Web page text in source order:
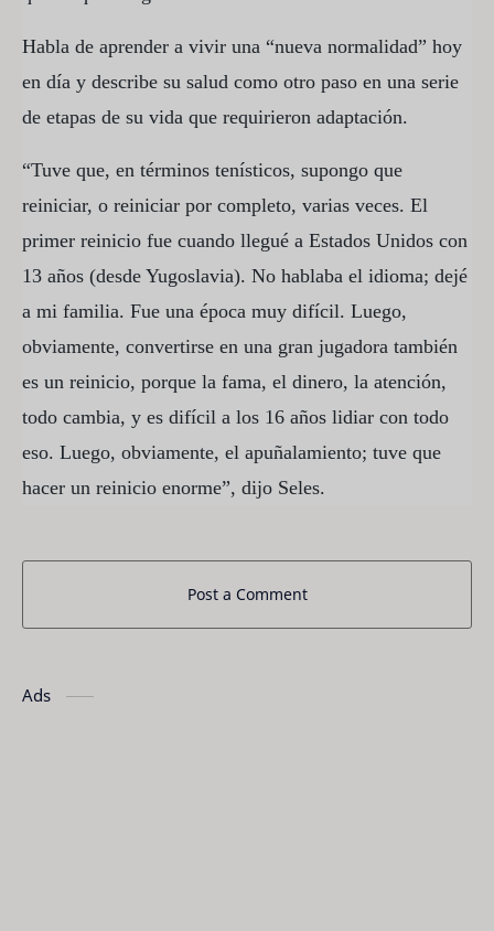
Habla de aprender a vivir una “nueva normalidad” hoy
en día y describe su salud como otro paso en una serie
de etapas de su vida que requirieron adaptación.
“Tuve que, en términos tenísticos, supongo que
reiniciar, o reiniciar por completo, varias veces. El
primer reinicio fue cuando llegué a Estados Unidos con
13 años (desde Yugoslavia). No hablaba el idioma; dejé
a mi familia. Fue una época muy difícil. Luego,
obviamente, convertirse en una gran jugadora también
es un reinicio, porque la fama, el dinero, la atención,
todo cambia, y es difícil a los 16 años lidiar con todo
eso. Luego, obviamente, el apuñalamiento; tuve que
hacer un reinicio enorme”, dijo Seles.
Post a Comment
Ads